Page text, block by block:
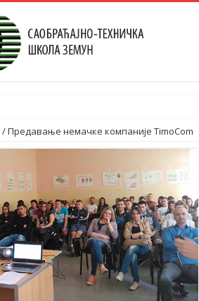
/Предавање немачке компаније TimoCom